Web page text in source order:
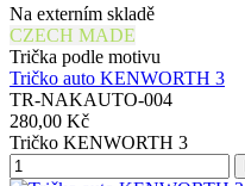
Na externím skladě
CZECH MADE
Trička podle motivu
Tričko auto KENWORTH 3
TR-NAKAUTO-004
280,00 Kč
Tričko KENWORTH 3